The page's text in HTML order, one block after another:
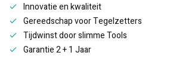
Innovatie en kwaliteit
Gereedschap voor Tegelzetters
Tijdwinst door slimme Tools
Garantie 2 + 1 Jaar